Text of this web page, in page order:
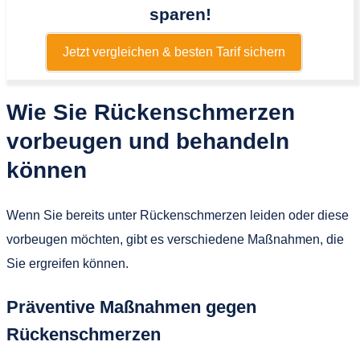
sparen!
Jetzt vergleichen & besten Tarif sichern
Wie Sie Rückenschmerzen
vorbeugen und behandeln
können
Wenn Sie bereits unter Rückenschmerzen leiden oder diese
vorbeugen möchten, gibt es verschiedene Maßnahmen, die
Sie ergreifen können.
Präventive Maßnahmen gegen
Rückenschmerzen